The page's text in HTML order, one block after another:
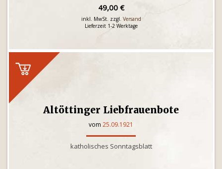
49,00 €
inkl. MwSt. zzgl. Versand
Lieferzeit 1-2 Werktage
Altöttinger Liebfrauenbote
vom 25.09.1921
katholisches Sonntagsblatt